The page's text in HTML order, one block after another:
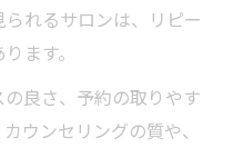
れるサロンは、リピー
ます。
良さ、予約の取りやす
ウンセリングの質や、